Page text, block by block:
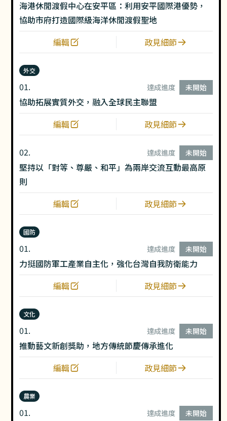
海港休閒渡假中心在安平區：利用安平國際港優勢，
協助市府打造國際級海洋休閒渡假聖地
編輯
政見細節
外交
01. 達成進度 未開始
協助拓展實質外交，融入全球民主聯盟
編輯
政見細節
02. 達成進度 未開始
堅持以「對等、尊嚴、和平」為兩岸交流互動最高原
則
編輯
政見細節
國防
01. 達成進度 未開始
力挺國防軍工產業自主化，強化台灣自我防衛能力
編輯
政見細節
文化
01. 達成進度 未開始
推動藝文新創獎助，地方傳統節慶傳承進化
編輯
政見細節
農業
01. 達成進度 未開始